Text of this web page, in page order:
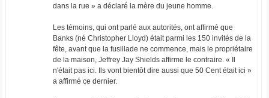
dans la rue » a déclaré la mère du jeune homme.
Les témoins, qui ont parlé aux autorités, ont affirmé que
Banks (né Christopher Lloyd) était parmi les 150 invités de la
fête, avant que la fusillade ne commence, mais le propriétaire
de la maison, Jeffrey Jay Shields affirme le contraire. « Il
n'était pas ici. Ils vont bientôt dire aussi que 50 Cent était ici »
a affirmé ce dernier.